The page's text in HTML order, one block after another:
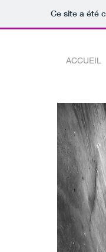
Ce site a été
ACCUEIL